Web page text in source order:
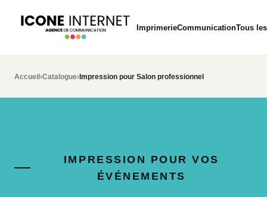
ImprimerieCommunicationTous
Accueil ›Catalogue› Impression pour Salon professionnel
IMPRESSION POUR VOS
ÉVÉNEMENTS